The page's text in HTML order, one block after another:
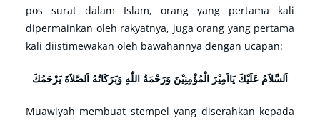
pos surat dalam Islam, orang yang pertama kali
dipermainkan oleh rakyatnya, juga orang yang pertama
kali diistimewakan oleh bawahannya dengan ucapan:
اَلسَّلاَمُ عَلَيْكَ يَااَمِيْرَ الْمُؤْمِنِيْنَ وَرَحْمَةُ اللّٰهِ وَبَرَكَاتُهُ اَلصَّلاَةَ يَرْحَمُكَ
Muawiyah membuat stempel yang diserahkan kepada